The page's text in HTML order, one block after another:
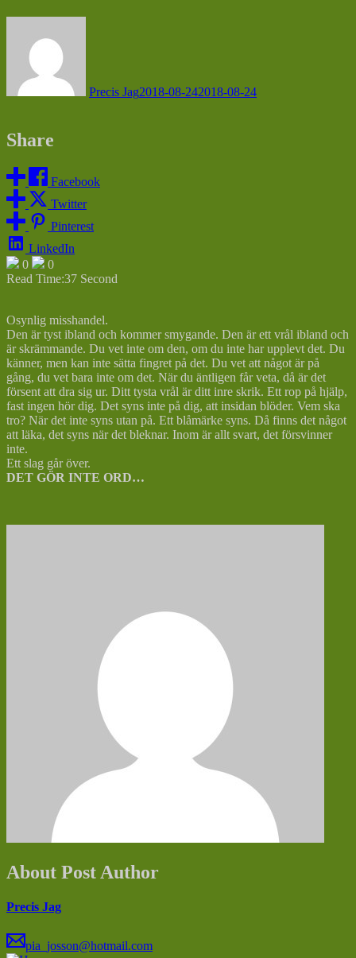
Precis Jag2018-08-242018-08-24
Share
Facebook
Twitter
Pinterest
LinkedIn
0
0
Read Time:37 Second
Osynlig misshandel.
Den är tyst ibland och kommer smygande. Den är ett vrål ibland och
är skrämmande. Du vet inte om den, om du inte har upplevt det. Du
känner, men kan inte sätta fingret på det. Du vet att något är på
gång, du vet bara inte om det. När du äntligen får veta, då är det
försent att dra sig ur. Ditt tysta vrål är ditt inre skrik. Ett rop på hjälp,
fast ingen hör dig. Det syns inte på dig, att insidan blöder. Vem ska
tro? När det inte syns utan på. Ett blåmärke syns. Då finns det något
att läka, det syns när det bleknar. Inom är allt svart, det försvinner
inte.
Ett slag går över.
DET GÖR INTE ORD…
About Post Author
Precis Jag
pia_josson@hotmail.com